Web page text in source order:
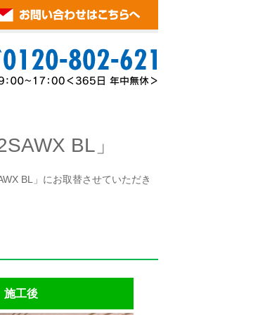
BL」
BL」にお取替させていただき
施工後